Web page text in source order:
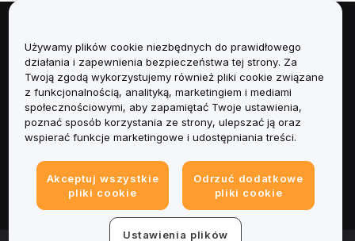
Informacje
Usługi
Obsługa Klienta
Informacje prawne
Używamy plików cookie niezbędnych do prawidłowego
działania i zapewnienia bezpieczeństwa tej strony. Za
Twoją zgodą wykorzystujemy również pliki cookie związane
z funkcjonalnością, analityką, marketingiem i mediami
społecznościowymi, aby zapamiętać Twoje ustawienia,
poznać sposób korzystania ze strony, ulepszać ją oraz
wspierać funkcje marketingowe i udostępniania treści.
Akceptuj wszystkie
pliki cookie
Odrzuć dodatkowe
pliki cookie
Ustawienia plików